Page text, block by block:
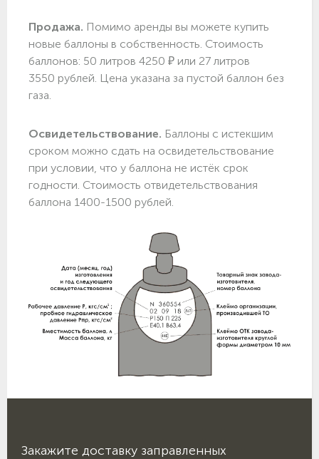
Продажа. Помимо аренды вы можете купить
новые баллоны в собственность. Стоимость
баллонов: 50 литров 4250 ₽ или 27 литров
3550 рублей. Цена указана за пустой баллон без
газа.
Освидетельствование. Баллоны с истекшим
сроком можно сдать на освидетельствование
при условии, что у баллона не истёк срок
годности. Стоимость отвидетельствования
баллона 1400-1500 рублей.
Закажите доставку заправленных